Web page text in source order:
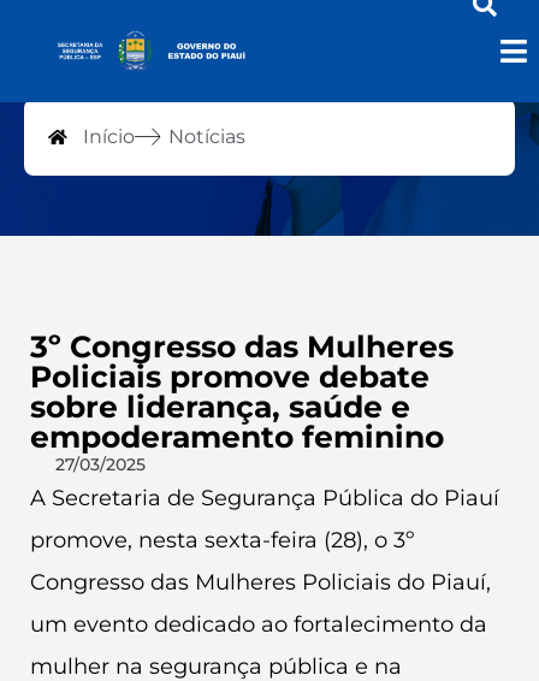
Notícias
Início Notícias
3º Congresso das Mulheres
Policiais promove debate
sobre liderança, saúde e
empoderamento feminino
27/03/2025
A Secretaria de Segurança Pública do Piauí
promove, nesta sexta-feira (28), o 3º
Congresso das Mulheres Policiais do Piauí,
um evento dedicado ao fortalecimento da
mulher na segurança pública e na